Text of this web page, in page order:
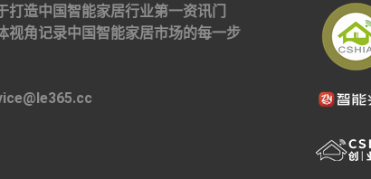
打造中国智能家居行业第一资讯门
视角记录中国智能家居市场的每一步